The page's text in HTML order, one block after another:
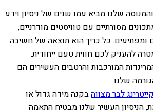
שלנו מביא עמו שנים של ניסיון וידע
מסורתיים עם טוויסטים מודרניים,
ומפתיעים. כל כריך הוא תוצאה של חשיבה
להעניק לכם חווית טעם ייחודית.
המורכבות והרטבים העשירים הם
שלנו.
לבר מצווהבקנה מידה גדול או
הניסיון העשיר שלנו מבטיח התאמה